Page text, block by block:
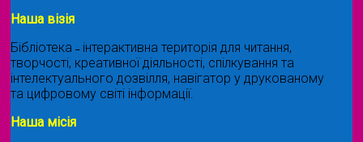
Наша візія
Бібліотека ˗ інтерактивна територія для читання,
творчості, креативної діяльності, спілкування та
інтелектуального дозвілля, навігатор у друкованому
та цифровому світі інформації.
Наша місія